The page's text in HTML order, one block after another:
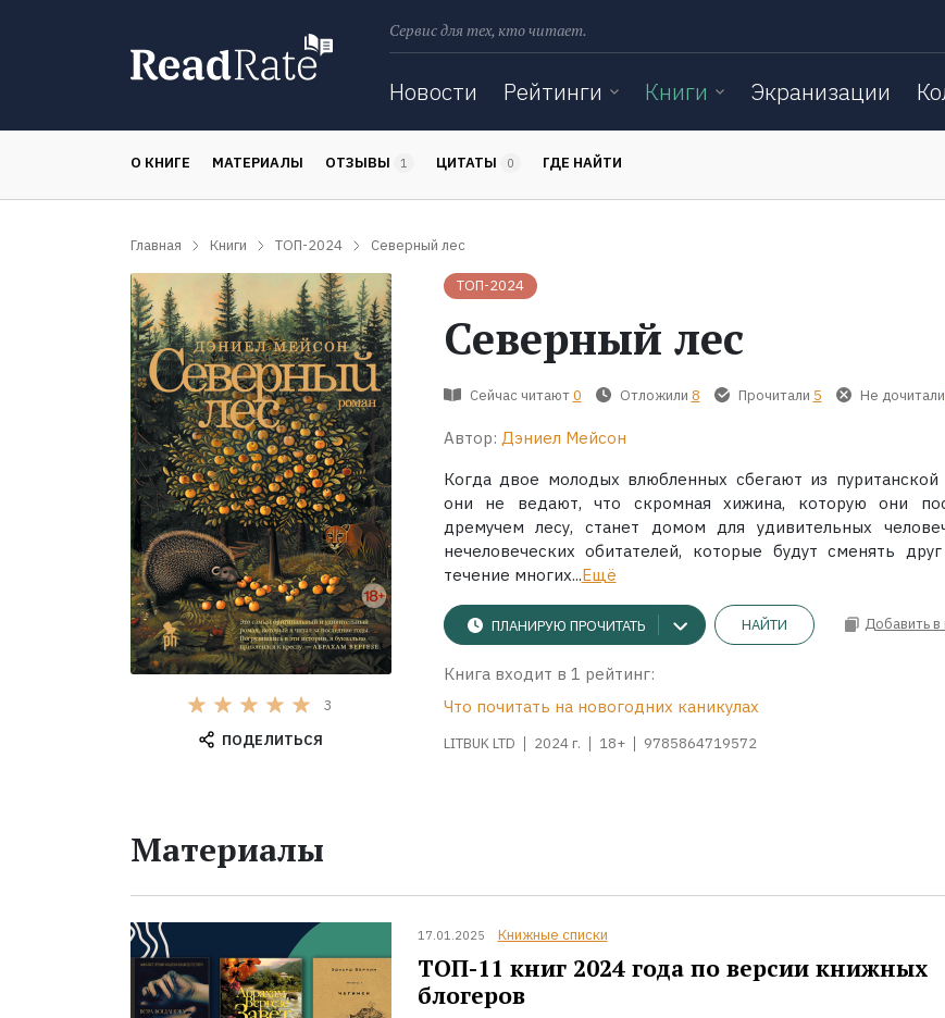
Сервис для тех, кто читает.
Новости Рейтинги Книги Экранизации
О КНИГЕ МАТЕРИАЛЫ ОТЗЫВЫ 1 ЦИТАТЫ 0 ГДЕ НАЙТИ
Главная Книги ТОП-2024 Северный лес
3
ПОДЕЛИТЬСЯ
ТОП-2024
Северный лес
Сейчас читают 0 Отложили 8 Прочитали 5 Не дочитали
Автор: Дэниел Мейсон
Когда двое молодых влюбленных сбегают из пуританской
они не ведают, что скромная хижина, которую они
дремучем лесу, станет домом для удивительных
нечеловеческих обитателей, которые будут сменять
течение многих...Ещё
ПЛАНИРУЮ ПРОЧИТАТЬ НАЙТИ Добавить
Книга входит в 1 рейтинг:
Что почитать на новогодних каникулах
LITBUK LTD 2024 г. 18+ 9785864719572
Материалы
17.01.2025 Книжные списки
ТОП-11 книг 2024 года по версии книжных
блогеров